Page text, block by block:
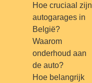
Hoe cruciaal zijn
autogarages in
België?
Waarom
onderhoud aan
de auto?
Hoe belangrijk